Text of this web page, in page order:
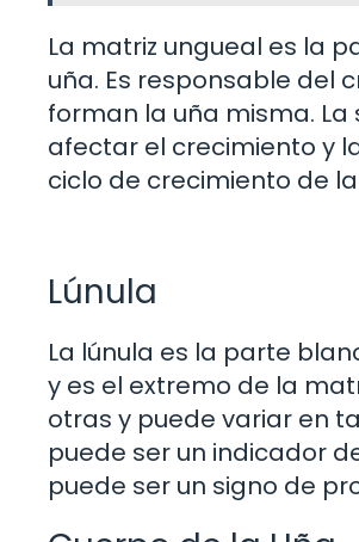
La matriz ungueal es la
uña. Es responsable del
forman la uña misma.
afectar el crecimiento y
ciclo de crecimiento de
Lúnula
La lúnula es la parte
y es el extremo de la
otras y puede variar en
puede ser un indicador
puede ser un signo de